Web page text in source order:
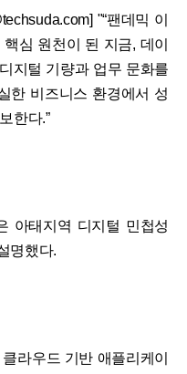
"“팬데믹 이
심 원천이 된 지금, 데이
지털 기량과 업무 문화를
한 비즈니스 환경에서 성
한다.”
아태지역 디지털 민첩성
명했다.
라우드 기반 애플리케이